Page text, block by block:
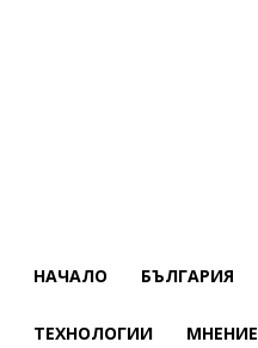
НАЧАЛО БЪЛГАРИЯ
ТЕХНОЛОГИИ МНЕНИЕ